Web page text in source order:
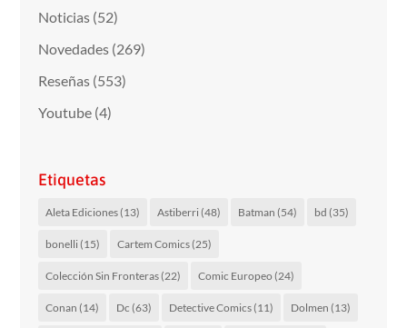
Noticias (52)
Novedades (269)
Reseñas (553)
Youtube (4)
Etiquetas
Aleta Ediciones(13) Astiberri(48) Batman (54) bd (35)
bonelli(15) Cartem Comics(25)
Colección Sin Fronteras(22) Comic Europeo (24)
Conan (14) Dc (63) Detective Comics(11) Dolmen (13)